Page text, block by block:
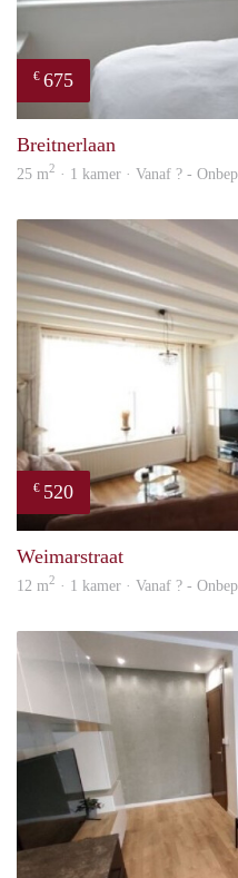
€ 675
Breitnerlaan
25 m2 · 1 kamer · Vanaf ? -
€ 520
Weimarstraat
12 m2 · 1 kamer · Vanaf ? -